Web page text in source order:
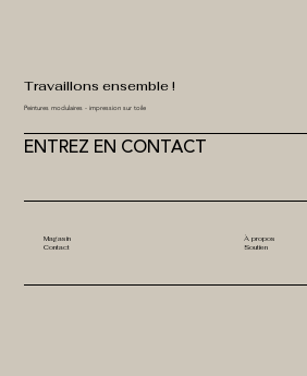
ENTREZ EN CONTACT
Peintures modulaires - impression sur toile
Travaillons ensemble !
Magasin
À propos
Contact
Soutien